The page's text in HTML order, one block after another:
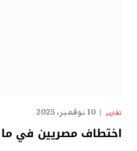
تقارير 10 نوفمبر، 2025
اختطاف مصريين في